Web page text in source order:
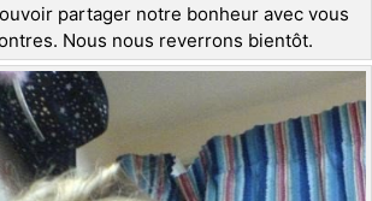
partager notre bonheur avec vous
Nous nous reverrons bientôt.